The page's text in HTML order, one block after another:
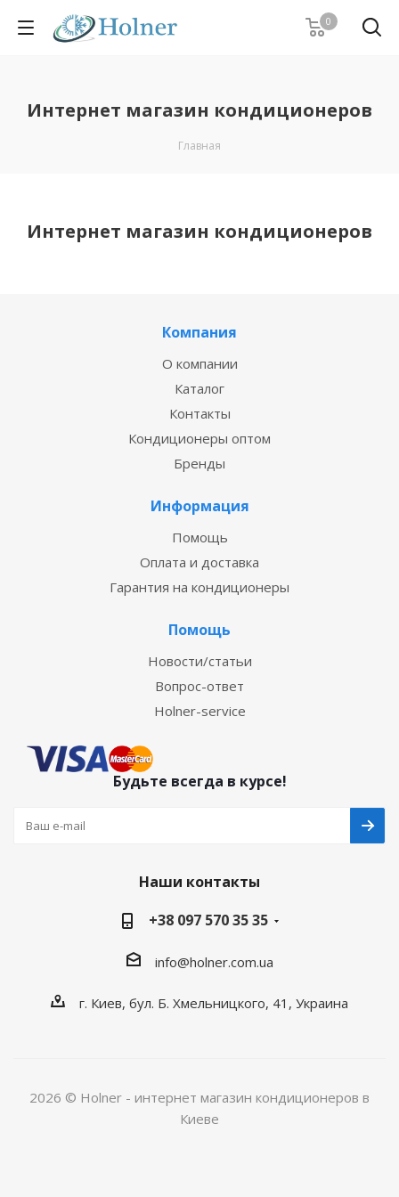
0
Интернет магазин кондиционеров
Главная
Интернет магазин кондиционеров
Компания
О компании
Каталог
Контакты
Кондиционеры оптом
Бренды
Информация
Помощь
Оплата и доставка
Гарантия на кондиционеры
Помощь
Новости/статьи
Вопрос-ответ
Holner-service
Будьте всегда в курсе!
Наши контакты
+38 097 570 35 35
info@holner.com.ua
г. Киев, бул. Б. Хмельницкого, 41, Украина
2026 © Holner - интернет магазин кондиционеров в
Киеве